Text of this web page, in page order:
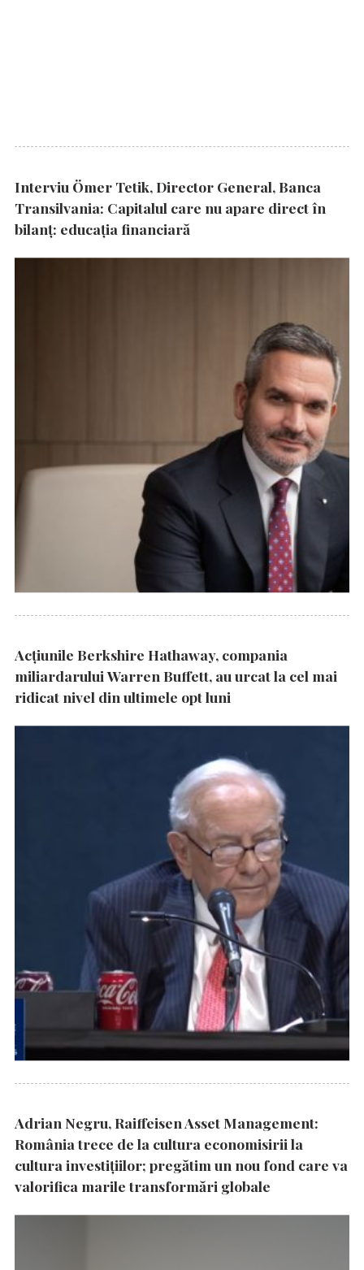
Interviu Ömer Tetik, Director General, Banca
Transilvania: Capitalul care nu apare direct în
bilanț: educația financiară
Acțiunile Berkshire Hathaway, compania
miliardarului Warren Buffett, au urcat la cel mai
ridicat nivel din ultimele opt luni
Adrian Negru, Raiffeisen Asset Management:
România trece de la cultura economisirii la
cultura investițiilor; pregătim un nou fond care va
valorifica marile transformări globale